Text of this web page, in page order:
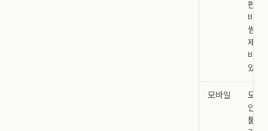
편집
바꾸
썸네
제거
비활
있습
모바일
모바
인라
툴바